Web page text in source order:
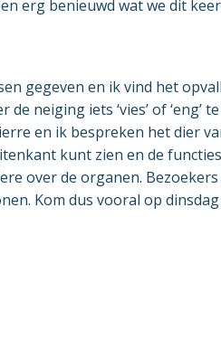
erg benieuwd wat we dit
gegeven en ik vind het
neiging iets ‘vies’ of ‘eng’
en ik bespreken het dier
kunt zien en de
over de organen.
Kom dus vooral op